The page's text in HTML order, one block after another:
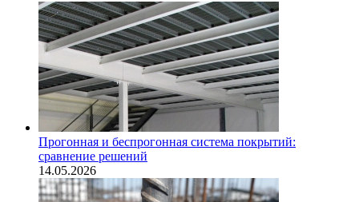
Прогонная и беспрогонная система покрытий:
сравнение решений
14.05.2026